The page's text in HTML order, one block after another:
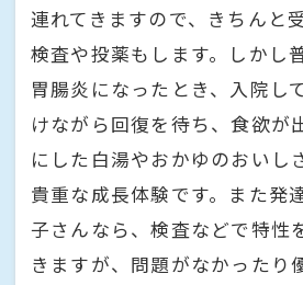
連れてきますので、きちんと
検査や投薬もします。しかし
胃腸炎になったとき、入院し
けながら回復を待ち、食欲が
にした白湯やおかゆのおいし
貴重な成長体験です。また発
子さんなら、検査などで特性
きますが、問題がなかったり